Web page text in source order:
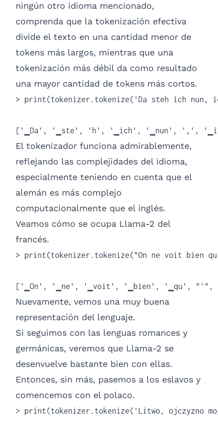
ningún otro idioma mencionado,
comprenda que la tokenización efectiva
divide el texto en una cantidad menor de
tokens más largos, mientras que una
tokenización más débil da como resultado
una mayor cantidad de tokens más cortos.
> print(tokenizer.tokenize('Da steh ich nun,
['▁Da', '▁ste', 'h', '▁ich', '▁nun', ',',
El tokenizador funciona admirablemente,
reflejando las complejidades del idioma,
especialmente teniendo en cuenta que el
alemán es más complejo
computacionalmente que el inglés.
Veamos cómo se ocupa Llama-2 del
francés.
> print(tokenizer.tokenize("On ne voit bien
['▁On', '▁ne', '▁voit', '▁bien', '▁qu',
Nuevamente, vemos una muy buena
representación del lenguaje.
Si seguimos con las lenguas romances y
germánicas, veremos que Llama-2 se
desenvuelve bastante bien con ellas.
Entonces, sin más, pasemos a los eslavos y
comencemos con el polaco.
> print(tokenizer.tokenize('Litwo, ojczyzno